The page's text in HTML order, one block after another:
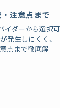
注意点まで
イダーから選択可
発生しにくく、
点まで徹底解